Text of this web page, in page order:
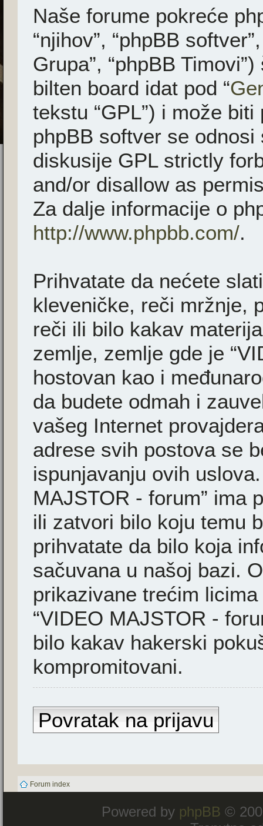
Naše forume pokreće
“njihov”, “phpBB
Grupa”, “phpBB
bilten board idat pod “
tekstu “GPL”) i može
phpBB softver se
diskusije GPL strictly
and/or disallow as
Za dalje informacije o
http://www.phpbb.com/.
Prihvatate da nećete
kleveničke, reči mržnje,
reči ili bilo kakav
zemlje, zemlje gde je
hostovan kao i
da budete odmah i
vašeg Internet
adrese svih postova se
ispunjavanju ovih
MAJSTOR - forum” ima
ili zatvori bilo koju temu
prihvatate da bilo koja
sačuvana u našoj bazi.
prikazivane trećim
“VIDEO MAJSTOR -
bilo kakav hakerski
kompromitovani.
Povratak na prijavu
Forum index
Powered by phpBB ©